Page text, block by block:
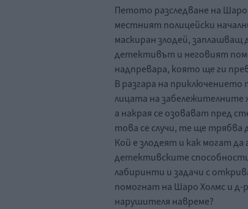
Петото разследване на
местният полицейски
маскиран злодей, заплашващ
детективът и неговият
надпревара, която ще ги
В разгара на
лицата на забележителните
а накрая се озовават пред
това се случи, те ще трябва
Кой е злодеят и как могат
детективските
лабиринти и задачи с
помогнат на Шаро Холмс и д-
нарушителя навреме?